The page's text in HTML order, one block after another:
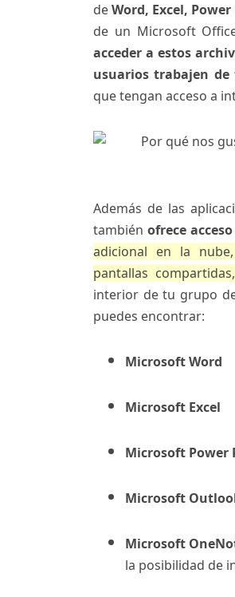
deWord, Excel,
de un Microsoft
acceder a estos
usuarios trabajen
que tengan acceso a
Además de las
también ofrece
adicional en la
pantallas
interior de tu grupo
puedes encontrar:
Microsoft Word
Microsoft Excel
Microsoft Power
Microsoft
Microsoft
la posibilidad de